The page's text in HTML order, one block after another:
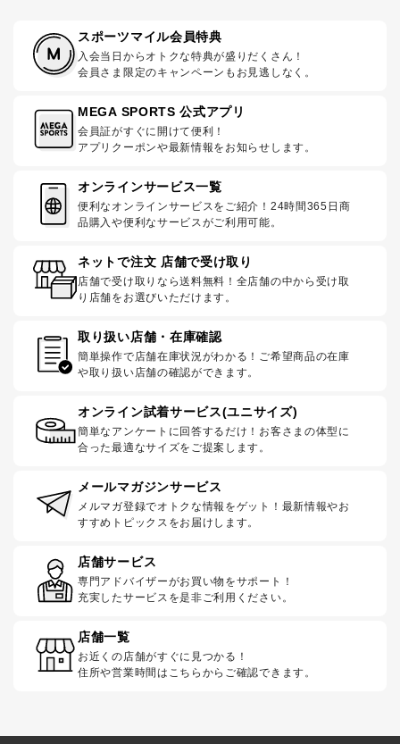
スポーツマイル会員特典
入会当日からオトクな特典が盛りだくさん！
会員さま限定のキャンペーンもお見逃しなく。
MEGA SPORTS 公式アプリ
会員証がすぐに開けて便利！
アプリクーポンや最新情報をお知らせします。
オンラインサービス一覧
便利なオンラインサービスをご紹介！24時間365日商
品購入や便利なサービスがご利用可能。
ネットで注文 店舗で受け取り
店舗で受け取りなら送料無料！全店舗の中から受け取
り店舗をお選びいただけます。
取り扱い店舗・在庫確認
簡単操作で店舗在庫状況がわかる！ご希望商品の在庫
や取り扱い店舗の確認ができます。
オンライン試着サービス(ユニサイズ)
簡単なアンケートに回答するだけ！お客さまの体型に
合った最適なサイズをご提案します。
メールマガジンサービス
メルマガ登録でオトクな情報をゲット！最新情報やお
すすめトピックスをお届けします。
店舗サービス
専門アドバイザーがお買い物をサポート！
充実したサービスを是非ご利用ください。
店舗一覧
お近くの店舗がすぐに見つかる！
住所や営業時間はこちらからご確認できます。